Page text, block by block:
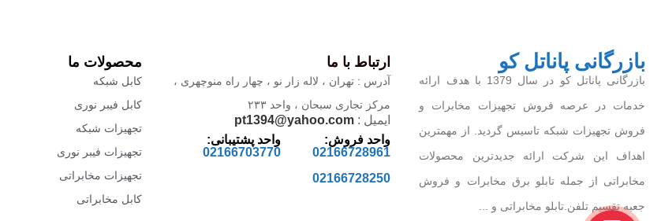
بازرگانی پاناتل کو
بازرگانی پاناتل کو در سال 1379 با هدف ارائه
خدمات در عرصه فروش تجهیزات مخابرات و
فروش تجهیزات شبکه تاسیس گردید. از مهمترین
اهداف این شرکت ارائه جدیدترین محصولات
مخابراتی از جمله تابلو برق مخابرات و فروش
جعبه تقسیم تلفن.تابلو مخابراتی و ...
ارتباط با ما
آدرس : تهران ، لاله زار نو ، چهار راه منوچهری ،
مرکز تجاری سبحان ، واحد ۲۳۳
ایمیل : pt1394@yahoo.com
واحد فروش:
02166728961
02166728250
واحد پشتیبانی:
02166703770
محصولات ما
کابل شبکه
کابل فیبر نوری
تجهیزات شبکه
تجهیزات فیبر نوری
تجهیزات مخابراتی
کابل مخابراتی